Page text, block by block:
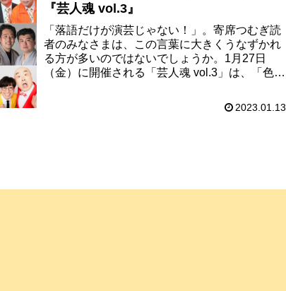
『芸人魂 vol.3』
「落語だけが演芸じゃない！」。寄席つむぎ読
者のみなさまは、この言葉に大きくうなずかれ
る方が多いのではないでしょうか。1月27日
（金）に開催される「芸人魂 vol.3」は、「色
2023.01.13